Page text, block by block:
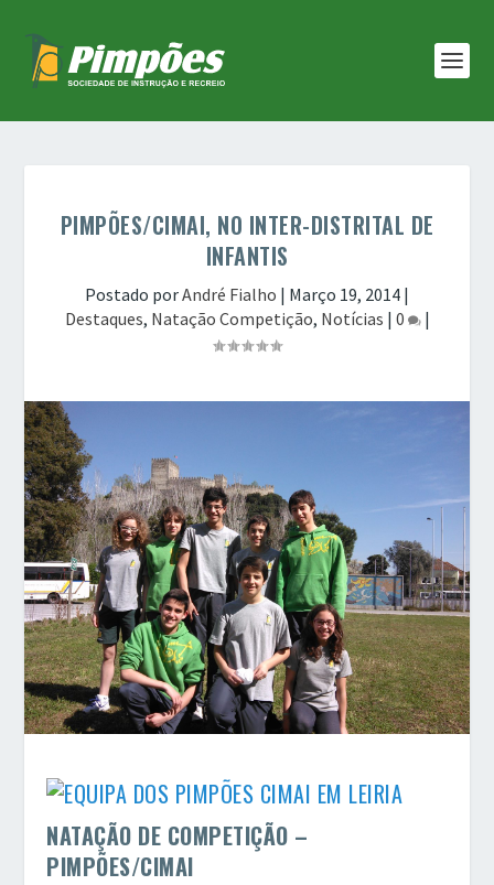
PIMPÕES/CIMAI, NO INTER-DISTRITAL DE
INFANTIS
Postado porAndré Fialho | Março 19, 2014 |
Destaques, Natação Competição, Notícias | 0 |
NATAÇÃO DE COMPETIÇÃO –
PIMPÕES/CIMAI